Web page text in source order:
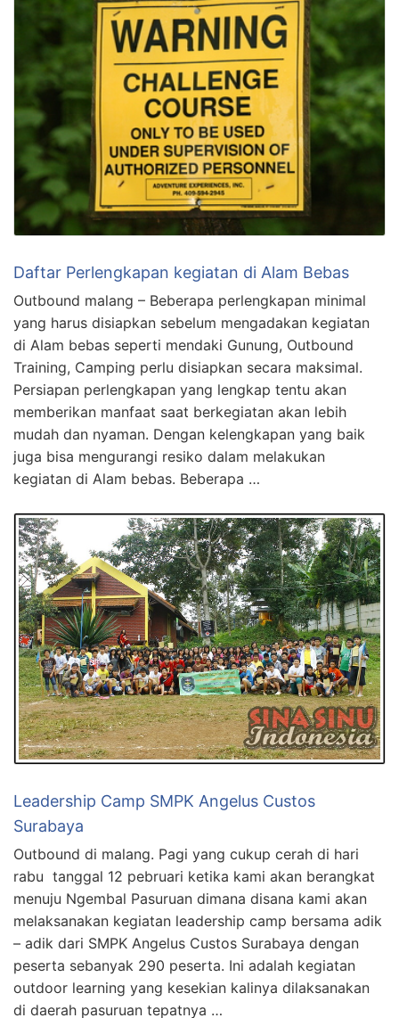
Daftar Perlengkapan kegiatan di Alam Bebas
Outbound malang – Beberapa perlengkapan minimal
yang harus disiapkan sebelum mengadakan kegiatan
di Alam bebas seperti mendaki Gunung, Outbound
Training, Camping perlu disiapkan secara maksimal.
Persiapan perlengkapan yang lengkap tentu akan
memberikan manfaat saat berkegiatan akan lebih
mudah dan nyaman. Dengan kelengkapan yang baik
juga bisa mengurangi resiko dalam melakukan
kegiatan di Alam bebas. Beberapa …
Leadership Camp SMPK Angelus Custos
Surabaya
Outbound di malang. Pagi yang cukup cerah di hari
rabu tanggal 12 pebruari ketika kami akan berangkat
menuju Ngembal Pasuruan dimana disana kami akan
melaksanakan kegiatan leadership camp bersama adik
– adik dari SMPK Angelus Custos Surabaya dengan
peserta sebanyak 290 peserta. Ini adalah kegiatan
outdoor learning yang kesekian kalinya dilaksanakan
di daerah pasuruan tepatnya …